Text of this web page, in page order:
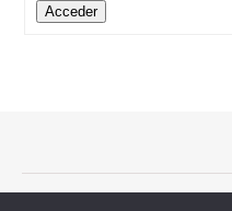
Acceder